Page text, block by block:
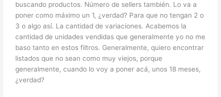
buscando productos. Número de sellers también. Lo va a
poner como máximo un 1, ¿verdad? Para que no tengan 2 o
3 o algo así. La cantidad de variaciones. Acabemos la
cantidad de unidades vendidas que generalmente yo no me
baso tanto en estos filtros. Generalmente, quiero encontrar
listados que no sean como muy viejos, porque
generalmente, cuando lo voy a poner acá, unos 18 meses,
¿verdad?